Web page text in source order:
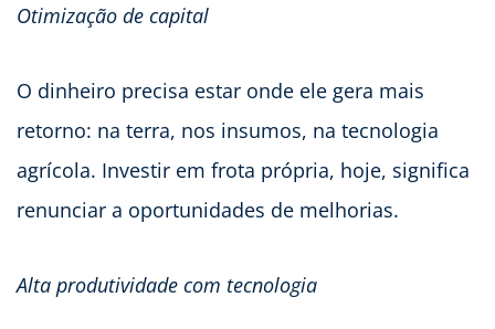
Otimização de capital
O dinheiro precisa estar onde ele gera mais
retorno: na terra, nos insumos, na tecnologia
agrícola. Investir em frota própria, hoje, significa
renunciar a oportunidades de melhorias.
Alta produtividade com tecnologia